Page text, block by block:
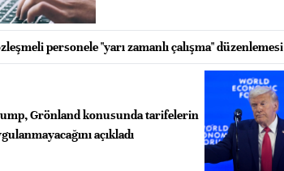
personele "yarı zamanlı çalışma" düzenlemesi
Grönland konusunda tarifelerin
açıkladı